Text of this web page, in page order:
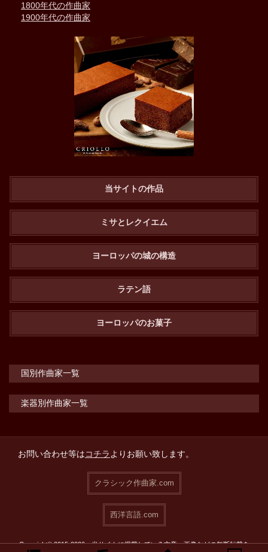
1800年代の作曲家
1900年代の作曲家
当サイトの作品
ミサとレクイエム
ヨーロッパの城の構造
ラテン語
ヨーロッパのお菓子
国別作曲家一覧
楽器別作曲家一覧
お問い合わせ等はコチラよりお願い致します。
クラシック作曲家.com
西洋言語.com
Copyright© 2015-2026 当サイトに掲載している文章・画像などの無断転載を